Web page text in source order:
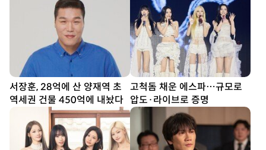
서장훈, 28억에 산 양재역 초
역세권 건물 450억에 내놨다
고척돔 채운 에스파…규모로
압도·라이브로 증명